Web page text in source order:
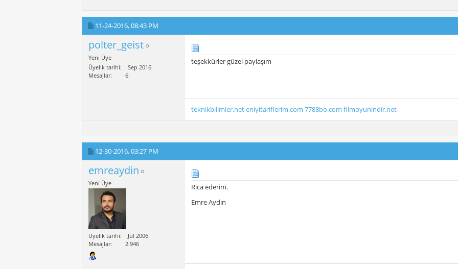
11-24-2016,08:43 PM
polter_geist
Yeni Üye
Üyelik tarihi
Sep 2016
Mesajlar
6
teşekkürler güzel paylaşım
teknikbilimler.neteniyitariflerim.com 7788bo.com filmoyunindir.net
12-30-2016,03:27 PM
emreaydin
Yeni Üye
Üyelik tarihi
Jul 2006
Mesajlar
2.946
Rica ederim.
Emre Aydın